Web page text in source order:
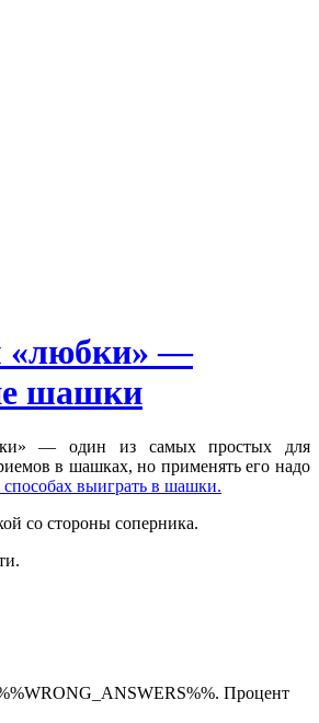
«любки» —
шашки
— один из самых простых для
в шашках, но применять его надо
выиграть в шашки.
со стороны соперника.
Процент